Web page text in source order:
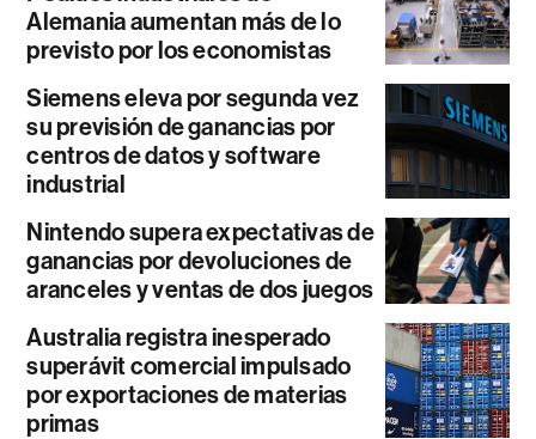
Alemania aumentan más de lo
previsto por los economistas
Siemens eleva por segunda vez
su previsión de ganancias por
centros de datos y software
industrial
Nintendo supera expectativas de
ganancias por devoluciones de
aranceles y ventas de dos juegos
Australia registra inesperado
superávit comercial impulsado
por exportaciones de materias
primas